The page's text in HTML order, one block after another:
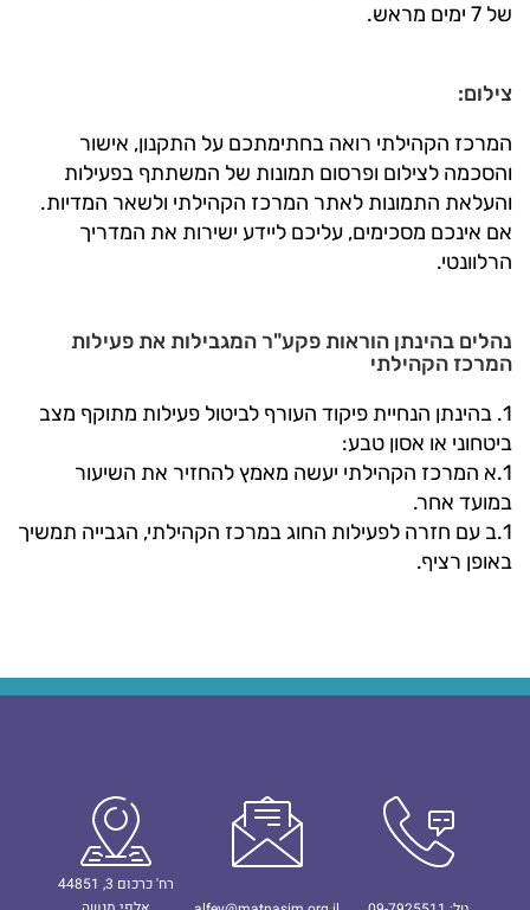
של 7 ימים מראש.
צילום:
המרכז הקהילתי רואה בחתימתכם על התקנון, אישור
והסכמה לצילום ופרסום תמונות של המשתתף בפעילות
והעלאת התמונות לאתר המרכז הקהילתי ולשאר המדיות.
אם אינכם מסכימים, עליכם ליידע ישירות את המדריך
הרלוונטי.
נהלים בהינתן הוראות פקע"ר המגבילות את פעילות
המרכז הקהילתי
1. בהינתן הנחיית פיקוד העורף לביטול פעילות מתוקף מצב
ביטחוני או אסון טבע:
1.א המרכז הקהילתי יעשה מאמץ להחזיר את השיעור
במועד אחר.
1.ב עם חזרה לפעילות החוג במרכז הקהילתי, הגבייה תמשיך
באופן רציף.
רח' כרכום 3, 44851